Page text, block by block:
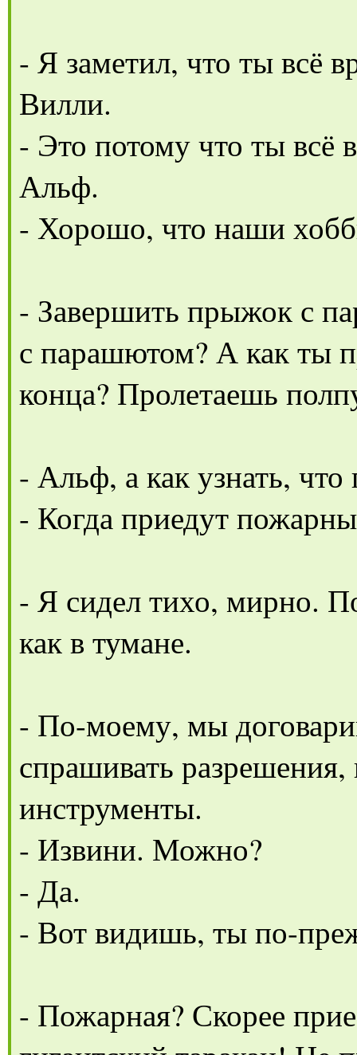
- Я заметил, что ты всё
Вилли.
- Это потому что ты всё
Альф.
- Хорошо, что наши
- Завершить прыжок с
с парашютом? А как ты
конца? Пролетаешь
- Альф, а как узнать,
- Когда приедут
- Я сидел тихо, мирно.
как в тумане.
- По-моему, мы
спрашивать
инструменты.
- Извини. Можно?
- Да.
- Вот видишь, ты по-
- Пожарная? Скорее